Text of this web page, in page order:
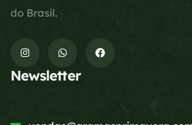
do Brasil.
Newsletter